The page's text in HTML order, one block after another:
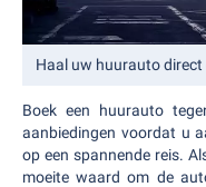
Haal uw huurauto
Boek een huurauto
aanbiedingen voordat u
op een spannende reis.
moeite waard om de